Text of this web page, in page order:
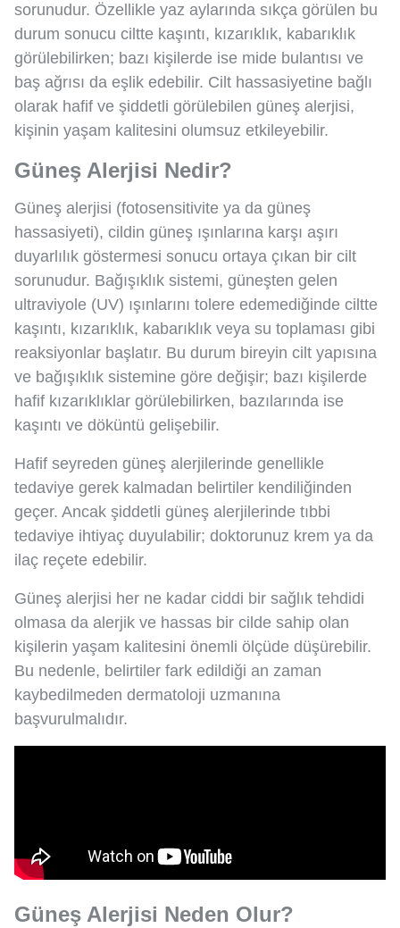
sorunudur. Özellikle yaz aylarında sıkça görülen bu
durum sonucu ciltte kaşıntı, kızarıklık, kabarıklık
görülebilirken; bazı kişilerde ise mide bulantısı ve
baş ağrısı da eşlik edebilir. Cilt hassasiyetine bağlı
olarak hafif ve şiddetli görülebilen güneş alerjisi,
kişinin yaşam kalitesini olumsuz etkileyebilir.
Güneş Alerjisi Nedir?
Güneş alerjisi (fotosensitivite ya da güneş
hassasiyeti), cildin güneş ışınlarına karşı aşırı
duyarlılık göstermesi sonucu ortaya çıkan bir cilt
sorunudur. Bağışıklık sistemi, güneşten gelen
ultraviyole (UV) ışınlarını tolere edemediğinde ciltte
kaşıntı, kızarıklık, kabarıklık veya su toplaması gibi
reaksiyonlar başlatır. Bu durum bireyin cilt yapısına
ve bağışıklık sistemine göre değişir; bazı kişilerde
hafif kızarıklıklar görülebilirken, bazılarında ise
kaşıntı ve döküntü gelişebilir.
Hafif seyreden güneş alerjilerinde genellikle
tedaviye gerek kalmadan belirtiler kendiliğinden
geçer. Ancak şiddetli güneş alerjilerinde tıbbi
tedaviye ihtiyaç duyulabilir; doktorunuz krem ya da
ilaç reçete edebilir.
Güneş alerjisi her ne kadar ciddi bir sağlık tehdidi
olmasa da alerjik ve hassas bir cilde sahip olan
kişilerin yaşam kalitesini önemli ölçüde düşürebilir.
Bu nedenle, belirtiler fark edildiği an zaman
kaybedilmeden dermatoloji uzmanına
başvurulmalıdır.
Güneş Alerjisi Neden Olur?